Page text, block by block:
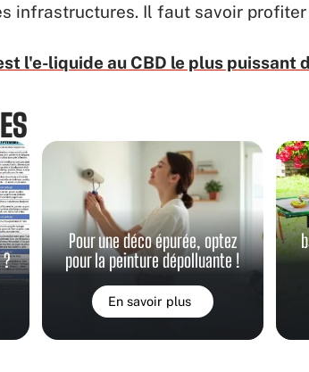
infrastructures. Il faut savoir
l'e-liquide au CBD le plus puissant
?
Pour une déco épurée, optez
pour la peinture dépolluante !
En savoir plus